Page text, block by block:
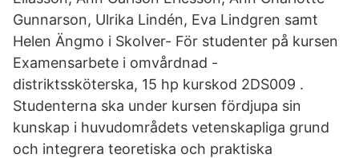
Gunnarson, Ulrika Lindén, Eva Lindgren samt
Helen Ängmo i Skolver- För studenter på kursen
Examensarbete i omvårdnad -
distriktssköterska, 15 hp kurskod 2DS009 .
Studenterna ska under kursen fördjupa sin
kunskap i huvudområdets vetenskapliga grund
och integrera teoretiska och praktiska